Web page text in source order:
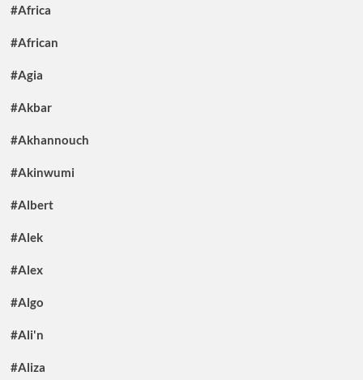
#Africa
#African
#Agia
#Akbar
#Akhannouch
#Akinwumi
#Albert
#Alek
#Alex
#Algo
#Ali'n
#Aliza